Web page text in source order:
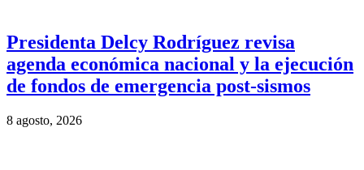
Presidenta Delcy Rodríguez revisa
agenda económica nacional y la ejecución
de fondos de emergencia post-sismos
8 agosto, 2026